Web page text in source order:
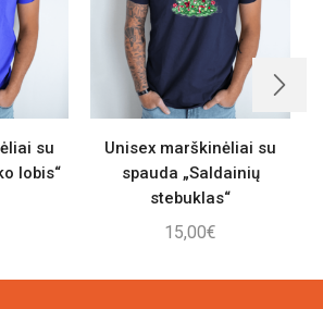
su
lobis“
Unisex marškinėliai su
spauda „Saldainių
stebuklas“
15,00€